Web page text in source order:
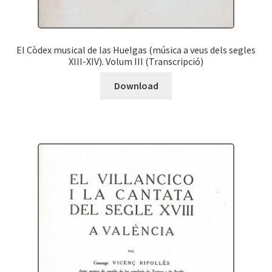
El Còdex musical de las Huelgas (música a veus dels segles
XIII-XIV). Volum III (Transcripció)
Download